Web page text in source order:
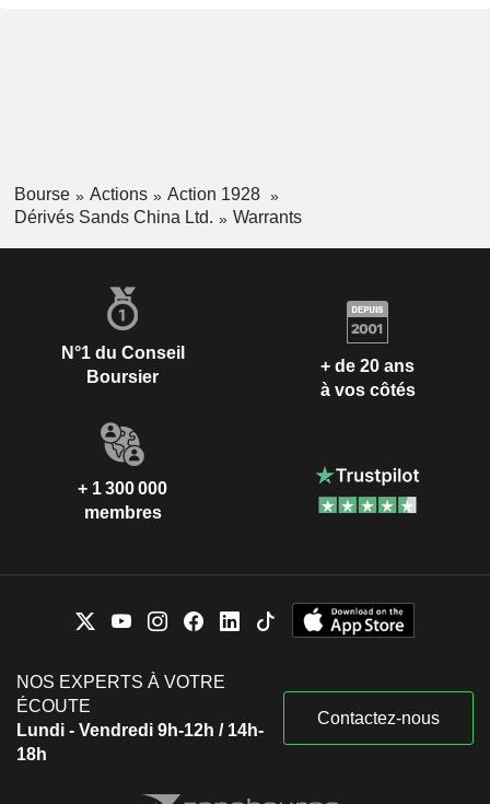
Bourse Actions
Action 1928
Dérivés Sands China Ltd.
Warrants
N°1 du Conseil
Boursier
+ de 20 ans
à vos côtés
+ 1 300 000
membres
NOS EXPERTS À VOTRE
ÉCOUTE
Lundi - Vendredi 9h-12h / 14h-
18h
Contactez-nous